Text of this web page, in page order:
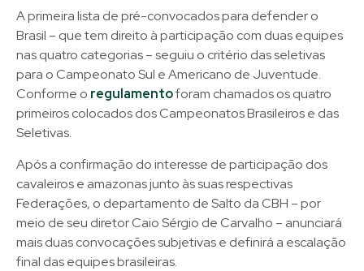
A primeira lista de pré-convocados para defender o
Brasil – que tem direito à participação com duas equipes
nas quatro categorias – seguiu o critério das seletivas
para o Campeonato Sul e Americano de Juventude.
Conforme o regulamentoforam chamados os quatro
primeiros colocados dos Campeonatos Brasileiros e das
Seletivas.
Após a confirmação do interesse de participação dos
cavaleiros e amazonas junto às suas respectivas
Federações, o departamento de Salto da CBH – por
meio de seu diretor Caio Sérgio de Carvalho – anunciará
mais duas convocações subjetivas e definirá a escalação
final das equipes brasileiras.